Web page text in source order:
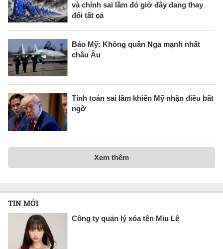
và chính sai lầm đó giờ đây đang thay
đổi tất cả
Báo Mỹ: Không quân Nga mạnh nhất
châu Âu
Tính toán sai lầm khiến Mỹ nhận điều bất
ngờ
Xem thêm
TIN MỚI
Công ty quản lý xóa tên Miu Lê